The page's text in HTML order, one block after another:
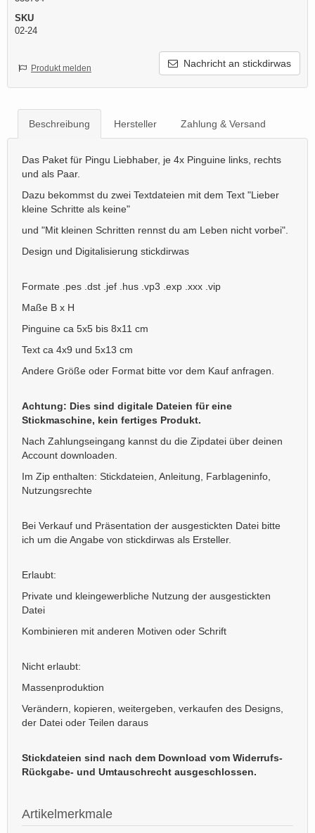
SKU
02-24
Nachricht an stickdirwas
Produkt melden
Beschreibung Hersteller Zahlung & Versand
Das Paket für Pingu Liebhaber, je 4x Pinguine links, rechts
und als Paar.
Dazu bekommst du zwei Textdateien mit dem Text "Lieber
kleine Schritte als keine"
und "Mit kleinen Schritten rennst du am Leben nicht vorbei".
Design und Digitalisierung stickdirwas
Formate .pes .dst .jef .hus .vp3 .exp .xxx .vip
Maße B x H
Pinguine ca 5x5 bis 8x11 cm
Text ca 4x9 und 5x13 cm
Andere Größe oder Format bitte vor dem Kauf anfragen.
Achtung: Dies sind digitale Dateien für eine
Stickmaschine, kein fertiges Produkt.
Nach Zahlungseingang kannst du die Zipdatei über deinen
Account downloaden.
Im Zip enthalten: Stickdateien, Anleitung, Farblageninfo,
Nutzungsrechte
Bei Verkauf und Präsentation der ausgestickten Datei bitte
ich um die Angabe von stickdirwas als Ersteller.
Erlaubt:
Private und kleingewerbliche Nutzung der ausgestickten
Datei
Kombinieren mit anderen Motiven oder Schrift
Nicht erlaubt:
Massenproduktion
Verändern, kopieren, weitergeben, verkaufen des Designs,
der Datei oder Teilen daraus
Stickdateien sind nach dem Download vom Widerrufs-
Rückgabe- und Umtauschrecht ausgeschlossen.
Artikelmerkmale